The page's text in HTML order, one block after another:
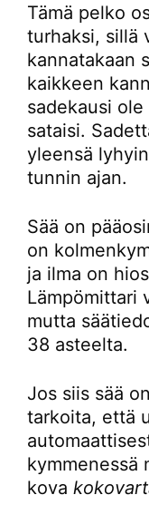
Tämä pelko
turhaksi, sillä
kannatakaan
kaikkeen
sadekausi
sataisi.
yleensä
tunnin ajan.
Sää on
on
ja ilma on
Lämpömittari
mutta
38 asteelta.
Jos siis sää
tarkoita, että
kymmenessä
kova